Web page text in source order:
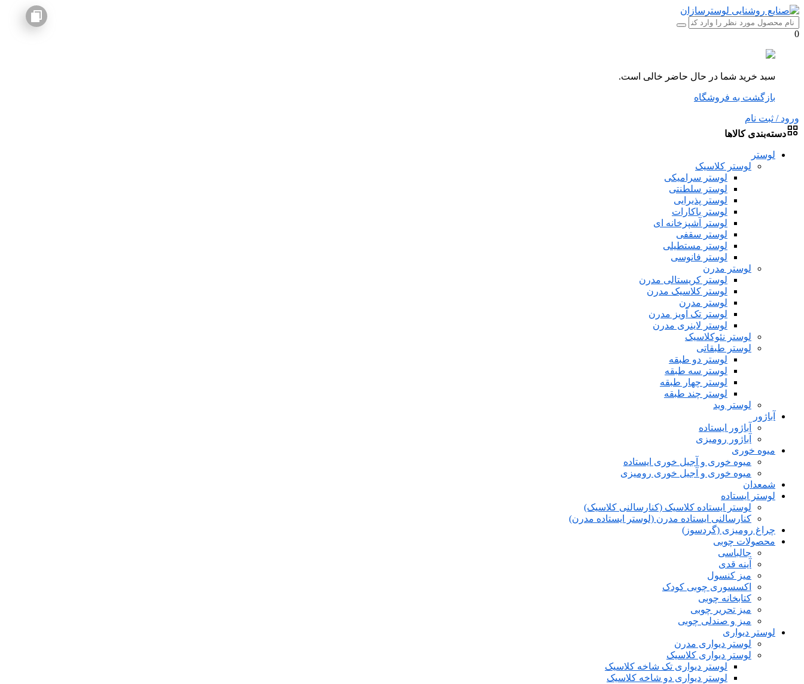
0
سبد خرید شما در حال حاضر خالی است.
بازگشت به فروشگاه
ورود / ثبت نام
دسته‌بندی کالاها
لوستر
لوستر کلاسیک
لوستر سرامیکی
لوستر سلطنتی
لوستر پذیرایی
لوستر باکارات
لوستر آشپزخانه ای
لوستر سقفی
لوستر مستطیلی
لوستر فانوسی
لوستر مدرن
لوستر کریستالی مدرن
لوستر کلاسیک مدرن
لوستر مدرن
لوستر تک آویز مدرن
لوستر لاینری مدرن
لوستر نئوکلاسیک
لوستر طبقاتی
لوستر دو طبقه
لوستر سه طبقه
لوستر چهار طبقه
لوستر چند طبقه
لوستر وید
آباژور
آباژور ایستاده
آباژور رومیزی
میوه خوری
میوه خوری و آجیل خوری ایستاده
میوه خوری و آجیل خوری رومیزی
شمعدان
لوستر ایستاده
لوستر ایستاده کلاسیک (کنارسالنی کلاسیک)
کنارسالنی ایستاده مدرن (لوستر ایستاده مدرن)
چراغ رومیزی (گردسوز)
محصولات چوبی
جالباسی
آینه قدی
میز کنسول
اکسسوری چوبی کودک
کتابخانه چوبی
میز تحریر چوبی
میز و صندلی چوبی
لوستر دیواری
لوستر دیواری مدرن
لوستر دیواری کلاسیک
لوستر دیواری تک شاخه کلاسیک
لوستر دیواری دو شاخه کلاسیک